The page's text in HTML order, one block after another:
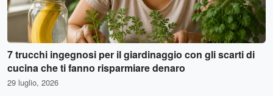
7 trucchi ingegnosi per il giardinaggio con gli scarti di
cucina che ti fanno risparmiare denaro
29 luglio, 2026